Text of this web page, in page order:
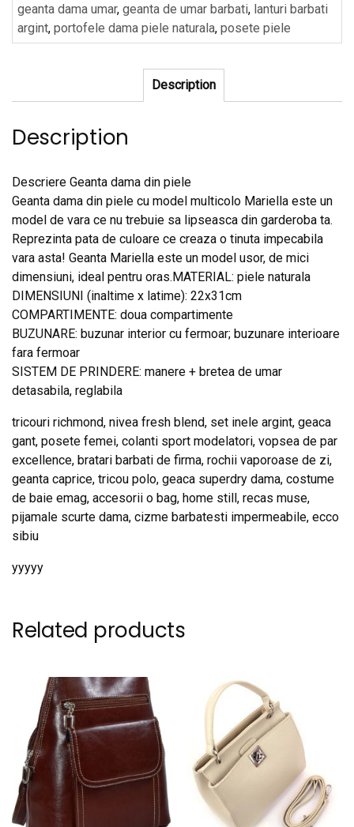
geanta dama umar, geanta de umar barbati, lanturi barbati
argint, portofele dama piele naturala, posete piele
Description
Description
Descriere Geanta dama din piele
Geanta dama din piele cu model multicolo Mariella este un
model de vara ce nu trebuie sa lipseasca din garderoba ta.
Reprezinta pata de culoare ce creaza o tinuta impecabila
vara asta! Geanta Mariella este un model usor, de mici
dimensiuni, ideal pentru oras.MATERIAL: piele naturala
DIMENSIUNI (inaltime x latime): 22x31cm
COMPARTIMENTE: doua compartimente
BUZUNARE: buzunar interior cu fermoar; buzunare interioare
fara fermoar
SISTEM DE PRINDERE: manere + bretea de umar
detasabila, reglabila
tricouri richmond, nivea fresh blend, set inele argint, geaca
gant, posete femei, colanti sport modelatori, vopsea de par
excellence, bratari barbati de firma, rochii vaporoase de zi,
geanta caprice, tricou polo, geaca superdry dama, costume
de baie emag, accesorii o bag, home still, recas muse,
pijamale scurte dama, cizme barbatesti impermeabile, ecco
sibiu
yyyyy
Related products